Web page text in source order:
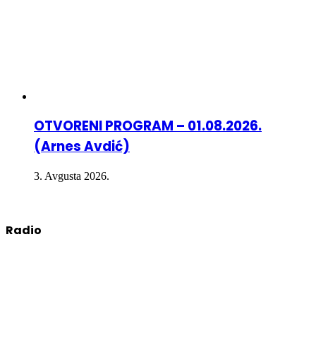
OTVORENI PROGRAM – 01.08.2026.
(Arnes Avdić)
3. Avgusta 2026.
Radio